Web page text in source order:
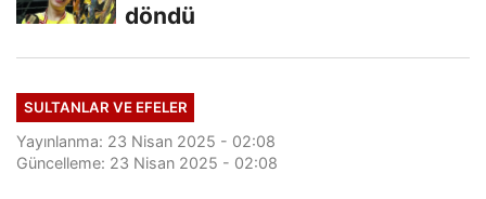
döndü
SULTANLAR VE EFELER
Yayınlanma: 23 Nisan 2025 - 02:08
Güncelleme: 23 Nisan 2025 - 02:08